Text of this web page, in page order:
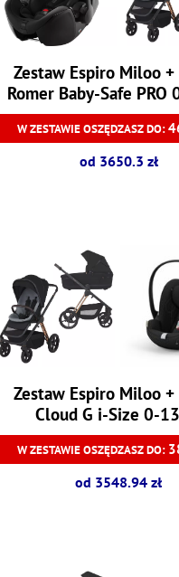
Zestaw Espiro Miloo
Romer Baby-Safe PRO
W ZESTAWIE OSZĘDZASZ DO:
od 3650.3 zł
Zestaw Espiro Miloo +
Cloud G i-Size 0-
W ZESTAWIE OSZĘDZASZ DO:
od 3548.94 zł